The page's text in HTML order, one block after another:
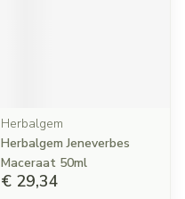
Herbalgem
Herbalgem Jeneverbes
Maceraat 50ml
€ 29,34